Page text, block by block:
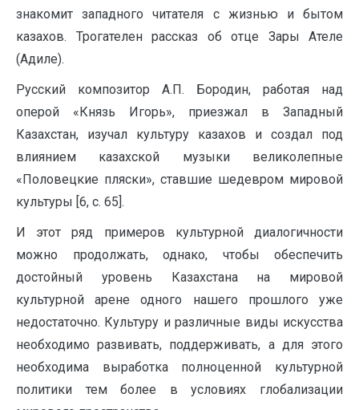
знакомит западного читателя с жизнью и бытом
казахов. Трогателен рассказ об отце Зары Ателе
(Адиле).
Русский композитор А.П. Бородин, работая над
оперой «Князь Игорь», приезжал в Западный
Казахстан, изучал культуру казахов и создал под
влиянием казахской музыки великолепные
«Половецкие пляски», ставшие шедевром мировой
культуры [6, с. 65].
И этот ряд примеров культурной диалогичности
можно продолжать, однако, чтобы обеспечить
достойный уровень Казахстана на мировой
культурной арене одного нашего прошлого уже
недостаточно. Культуру и различные виды искусства
необходимо развивать, поддерживать, а для этого
необходима выработка полноценной культурной
политики тем более в условиях глобализации